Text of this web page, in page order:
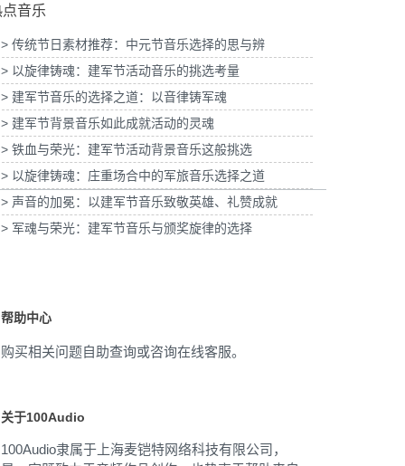
节气清明项目提供音乐版权
为2026福特经销商大会-柳州福特户外主题乐
园试乘试驾活动提供音乐版权
音乐
> 传统节日素材推荐：中元节音乐选择的思与辨
> 以旋律铸魂：建军节活动音乐的挑选考量
> 建军节音乐的选择之道：以音律铸军魂
> 建军节背景音乐如此成就活动的灵魂
> 铁血与荣光：建军节活动背景音乐这般挑选
> 以旋律铸魂：庄重场合中的军旅音乐选择之道
> 声音的加冕：以建军节音乐致敬英雄、礼赞成就
> 军魂与荣光：建军节音乐与颁奖旋律的选择
帮助中心
购买相关问题自助查询或咨询在线客服。
关于100Audio
100Audio隶属于上海麦铠特网络科技有限公司，